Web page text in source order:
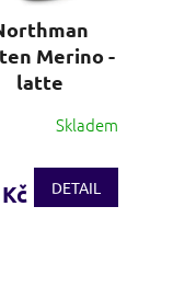
Merino -
latte
Skladem
DETAIL